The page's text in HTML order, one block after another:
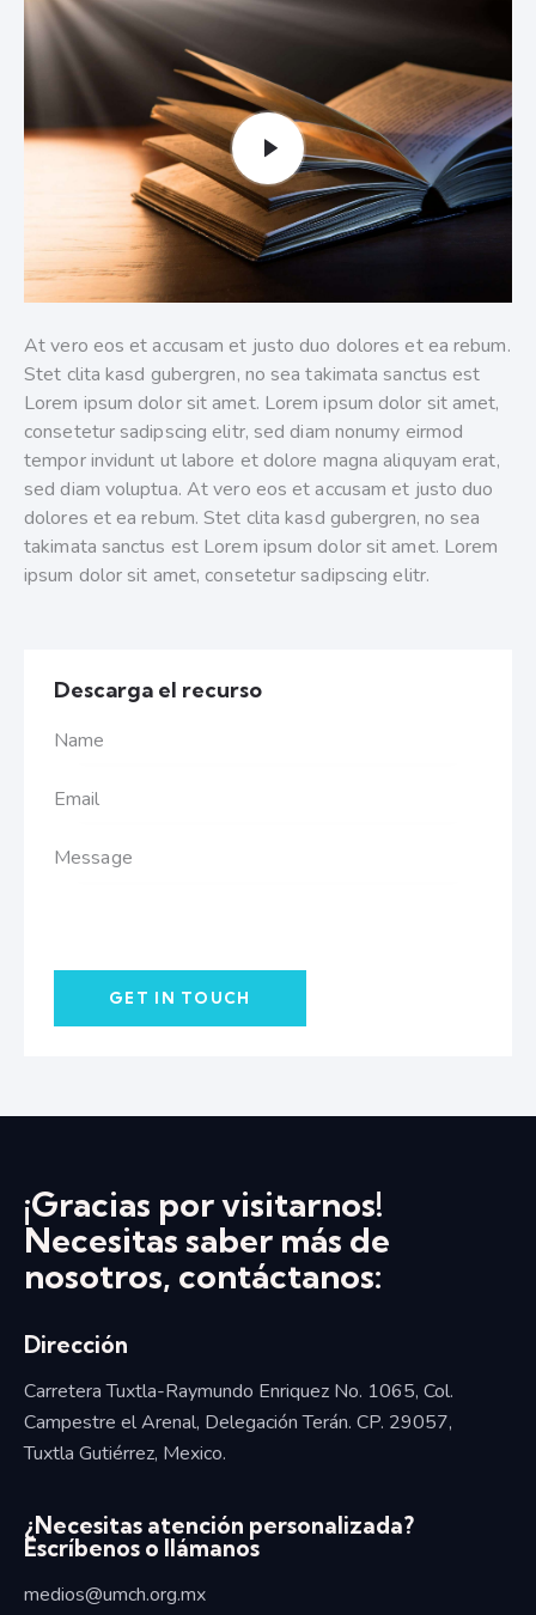
At vero eos et accusam et justo duo dolores et ea rebum.
Stet clita kasd gubergren, no sea takimata sanctus est
Lorem ipsum dolor sit amet. Lorem ipsum dolor sit amet,
consetetur sadipscing elitr, sed diam nonumy eirmod
tempor invidunt ut labore et dolore magna aliquyam erat,
sed diam voluptua. At vero eos et accusam et justo duo
dolores et ea rebum. Stet clita kasd gubergren, no sea
takimata sanctus est Lorem ipsum dolor sit amet. Lorem
ipsum dolor sit amet, consetetur sadipscing elitr.
Descarga el recurso
¡Gracias por visitarnos!
Necesitas saber más de
nosotros, contáctanos:
Dirección
Carretera Tuxtla-Raymundo Enriquez No. 1065, Col.
Campestre el Arenal, Delegación Terán. CP. 29057,
Tuxtla Gutiérrez, Mexico.
¿Necesitas atención personalizada?
Escríbenos o llámanos
medios@umch.org.mx